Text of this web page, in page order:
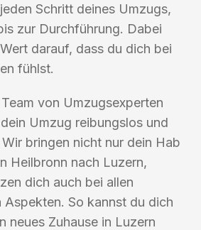
Schritt deines Umzugs,
zur Durchführung. Dabei
darauf, dass du dich bei
fühlst.
von Umzugsexperten
Umzug reibungslos und
bringen nicht nur dein Hab
Heilbronn nach Luzern,
dich auch bei allen
Aspekten. So kannst du dich
neues Zuhause in Luzern